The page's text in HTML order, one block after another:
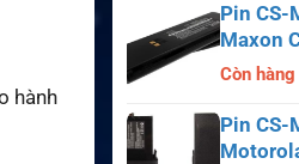
hành
Pin CS-
Maxon
SP140,
Còn hàng
Pin CS-